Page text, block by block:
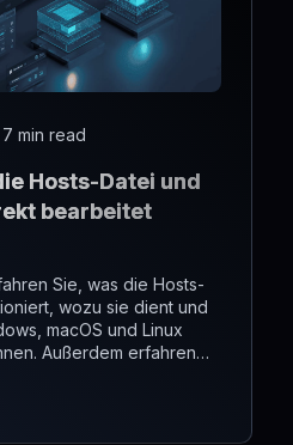
7 min read
Hosts-Datei und
bearbeitet
Sie, was die Hosts-
wozu sie dient und
macOS und Linux
Außerdem erfahren
können, dass